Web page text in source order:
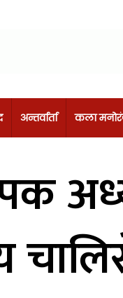
अन्तर्वार्ता कला